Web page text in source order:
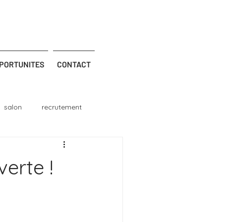
CONTACT
salon recrutement
!